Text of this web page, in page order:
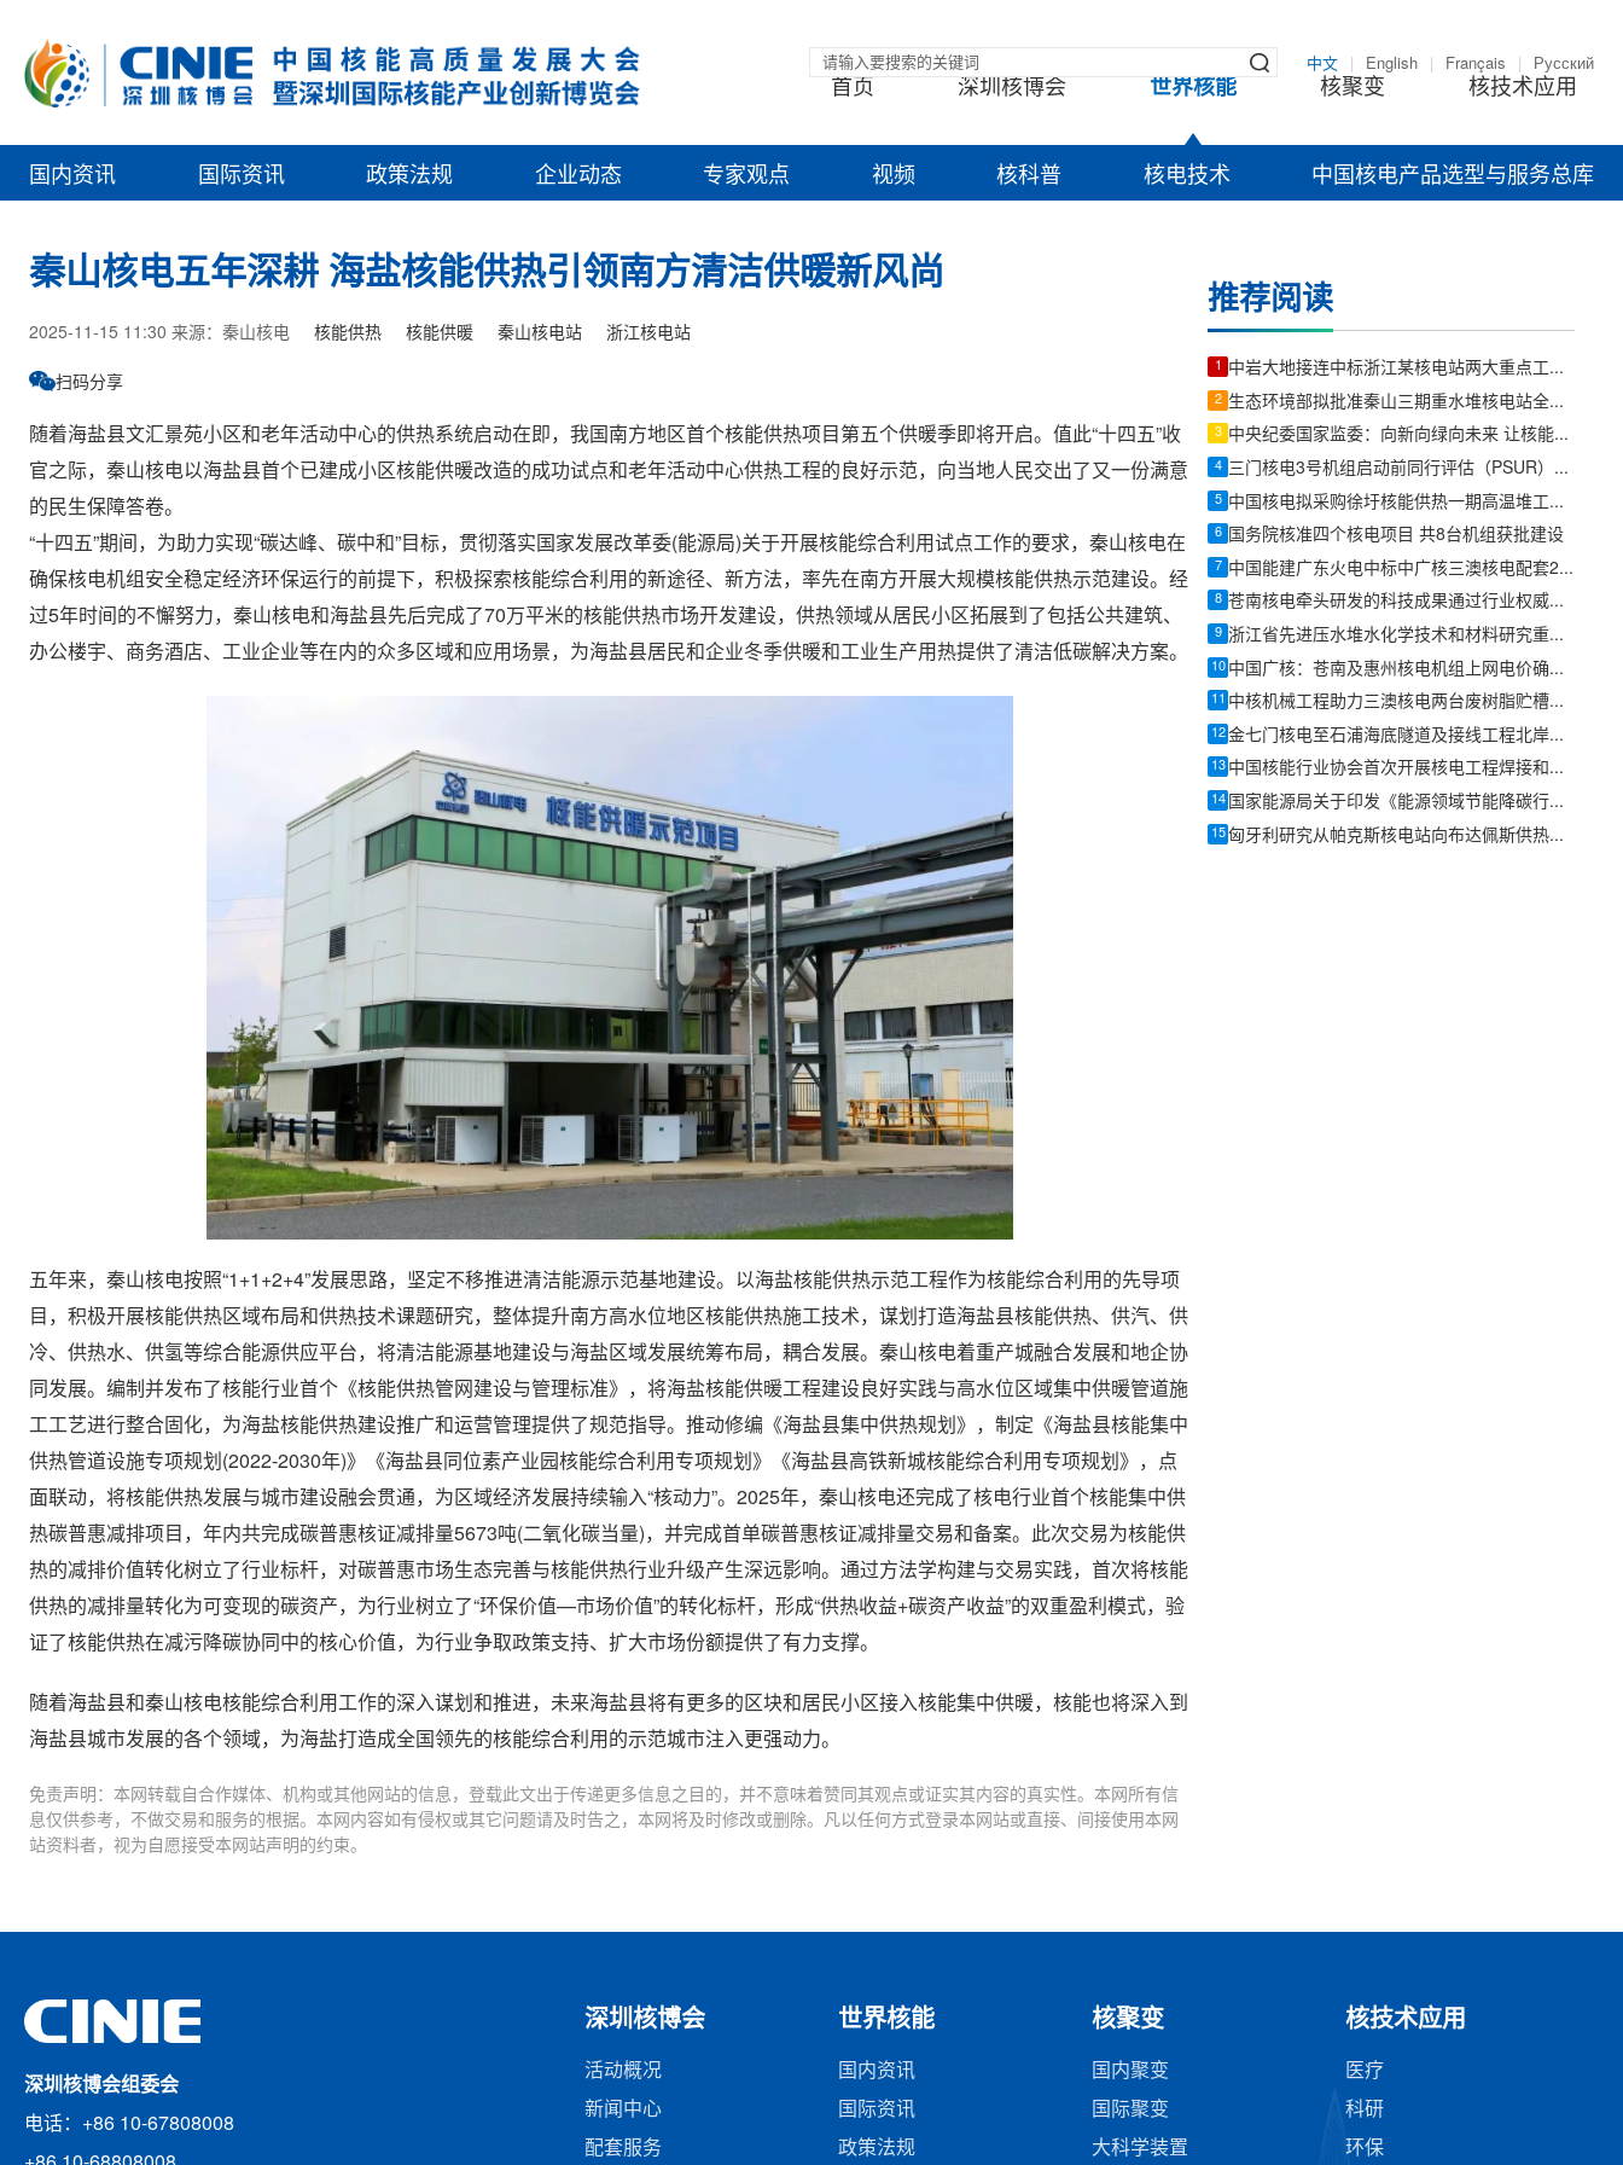
中文 English Français Русский
首页 深圳核博会 世界核能 核聚变 核技术应用
国内资讯 国际资讯 政策法规 企业动态 专家观点 视频 核科普 核电技术 中国核电产品选型与服务总库
秦山核电五年深耕 海盐核能供热引领南方清洁供暖新风尚
2025-11-15 11:30 来源：秦山核电 核能供热 核能供暖 秦山核电站 浙江核电站
扫码分享
随着海盐县文汇景苑小区和老年活动中心的供热系统启动在即，我国南方地区首个核能供热项目第五个供暖季即将开启。值此“十四五”收
官之际，秦山核电以海盐县首个已建成小区核能供暖改造的成功试点和老年活动中心供热工程的良好示范，向当地人民交出了又一份满意
的民生保障答卷。
“十四五”期间，为助力实现“碳达峰、碳中和”目标，贯彻落实国家发展改革委(能源局)关于开展核能综合利用试点工作的要求，秦山核电在
确保核电机组安全稳定经济环保运行的前提下，积极探索核能综合利用的新途径、新方法，率先在南方开展大规模核能供热示范建设。经
过5年时间的不懈努力，秦山核电和海盐县先后完成了70万平米的核能供热市场开发建设，供热领域从居民小区拓展到了包括公共建筑、
办公楼宇、商务酒店、工业企业等在内的众多区域和应用场景，为海盐县居民和企业冬季供暖和工业生产用热提供了清洁低碳解决方案。
五年来，秦山核电按照“1+1+2+4”发展思路，坚定不移推进清洁能源示范基地建设。以海盐核能供热示范工程作为核能综合利用的先导项
目，积极开展核能供热区域布局和供热技术课题研究，整体提升南方高水位地区核能供热施工技术，谋划打造海盐县核能供热、供汽、供
冷、供热水、供氢等综合能源供应平台，将清洁能源基地建设与海盐区域发展统筹布局，耦合发展。秦山核电着重产城融合发展和地企协
同发展。编制并发布了核能行业首个《核能供热管网建设与管理标准》，将海盐核能供暖工程建设良好实践与高水位区域集中供暖管道施
工工艺进行整合固化，为海盐核能供热建设推广和运营管理提供了规范指导。推动修编《海盐县集中供热规划》，制定《海盐县核能集中
供热管道设施专项规划(2022-2030年)》《海盐县同位素产业园核能综合利用专项规划》《海盐县高铁新城核能综合利用专项规划》，点
面联动，将核能供热发展与城市建设融会贯通，为区域经济发展持续输入“核动力”。2025年，秦山核电还完成了核电行业首个核能集中供
热碳普惠减排项目，年内共完成碳普惠核证减排量5673吨(二氧化碳当量)，并完成首单碳普惠核证减排量交易和备案。此次交易为核能供
热的减排价值转化树立了行业标杆，对碳普惠市场生态完善与核能供热行业升级产生深远影响。通过方法学构建与交易实践，首次将核能
供热的减排量转化为可变现的碳资产，为行业树立了“环保价值—市场价值”的转化标杆，形成“供热收益+碳资产收益”的双重盈利模式，验
证了核能供热在减污降碳协同中的核心价值，为行业争取政策支持、扩大市场份额提供了有力支撑。
随着海盐县和秦山核电核能综合利用工作的深入谋划和推进，未来海盐县将有更多的区块和居民小区接入核能集中供暖，核能也将深入到
海盐县城市发展的各个领域，为海盐打造成全国领先的核能综合利用的示范城市注入更强动力。
免责声明：本网转载自合作媒体、机构或其他网站的信息，登载此文出于传递更多信息之目的，并不意味着赞同其观点或证实其内容的真实性。本网所有信
息仅供参考，不做交易和服务的根据。本网内容如有侵权或其它问题请及时告之，本网将及时修改或删除。凡以任何方式登录本网站或直接、间接使用本网
站资料者，视为自愿接受本网站声明的约束。
推荐阅读
1 中岩大地接连中标浙江某核电站两大重点工程项目
2 生态环境部拟批准秦山三期重水堆核电站全堆芯压力管更换项目环评
3 中央纪委国家监委：向新向绿向未来 让核能赋能千行百业
4 三门核电3号机组启动前同行评估（PSUR）完成
5 中国核电拟采购徐圩核能供热一期高温堆工程承包服务
6 国务院核准四个核电项目 共8台机组获批建设
7 中国能建广东火电中标中广核三澳核电配套220千伏输电EPC工程
8 苍南核电牵头研发的科技成果通过行业权威专家科技鉴定
9 浙江省先进压水堆水化学技术和材料研究重点实验室2026年度学术委员会会议暨学术年会召开
10 中国广核：苍南及惠州核电机组上网电价确认为0.4153元/千瓦时
11 中核机械工程助力三澳核电两台废树脂贮槽圆满完成吊装
12 金七门核电至石浦海底隧道及接线工程北岸明挖段首块底板顺利完成浇筑
13 中国核能行业协会首次开展核电工程焊接和无损检验质量管控专项评估
14 国家能源局关于印发《能源领域节能降碳行动计划（2026—2028年）》的通知：推动核电纳入绿电绿证体系
15 匈牙利研究从帕克斯核电站向布达佩斯供热的可行性
深圳核博会组委会
电话：+86 10-67808008
深圳核博会
活动概况
新闻中心
配套服务
世界核能
国内资讯
国际资讯
政策法规
核聚变
国内聚变
国际聚变
大科学装置
核技术应用
医疗
科研
环保